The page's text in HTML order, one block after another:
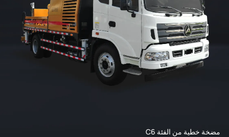
مضخة خطية من الفئة C6